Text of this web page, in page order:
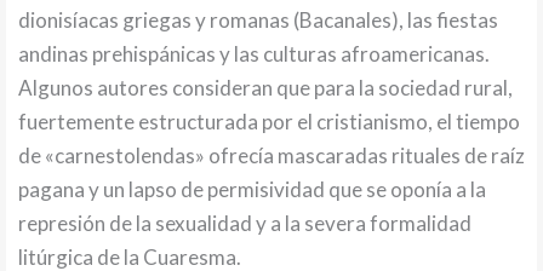
dionisíacas griegas y romanas (Bacanales), las fiestas
andinas prehispánicas y las culturas afroamericanas.
Algunos autores consideran que para la sociedad rural,
fuertemente estructurada por el cristianismo, el tiempo
de «carnestolendas» ofrecía mascaradas rituales de raíz
pagana y un lapso de permisividad que se oponía a la
represión de la sexualidad y a la severa formalidad
litúrgica de la Cuaresma.